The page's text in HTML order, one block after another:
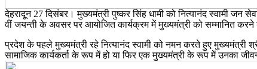
देहरादून 27 दिसंबर। मुख्यमंत्री पुष्कर सिंह धामी को नित्यानंद स्वामी जन
वीं जयन्ती के अवसर पर आयोजित कार्यक्रम में मुख्यमंत्री को सम्मानित करने
प्रदेश के पहले मुख्यमंत्री रहे नित्यानंद स्वामी को नमन करते हुए
सामाजिक कार्यकर्ता के रूप में हो या फिर एक मुख्यमंत्री के रूप में उनका